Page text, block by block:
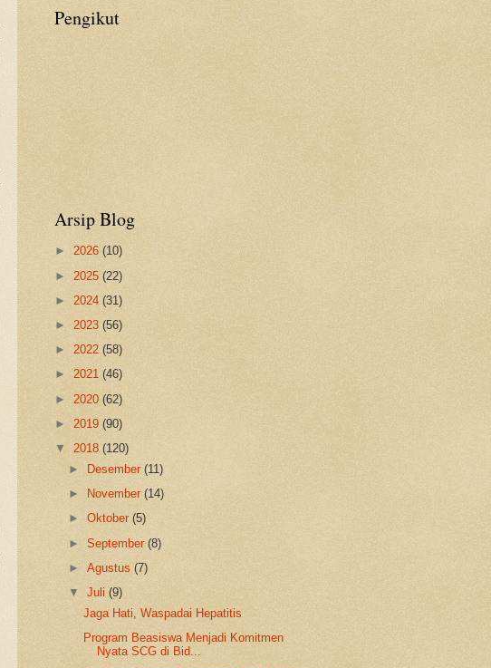
Pengikut
Arsip Blog
► 2026 (10)
► 2025 (22)
► 2024 (31)
► 2023 (56)
► 2022 (58)
► 2021 (46)
► 2020 (62)
► 2019 (90)
▼ 2018 (120)
►
Desember(11)
►
November(14)
►Oktober(5)
►September(8)
►Agustus(7)
▼Juli(9)
Jaga Hati, Waspadai Hepatitis
Program Beasiswa Menjadi Komitmen
Nyata SCG di Bid...